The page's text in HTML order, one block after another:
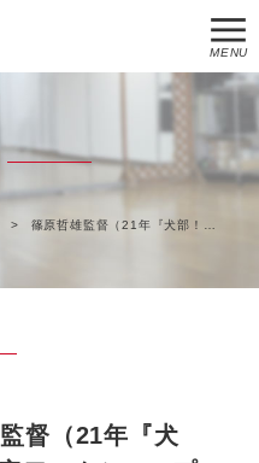
MENU
篠原哲雄監督（21年『犬部！』）による10名限定ワークショップ 6月9日(木)13日(月)開催
督（21年『犬